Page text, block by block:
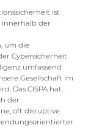
ist
innerhalb der
um die
Cybersicherheit
umfassend
Gesellschaft im
Das CISPA hat
der
oft disruptive